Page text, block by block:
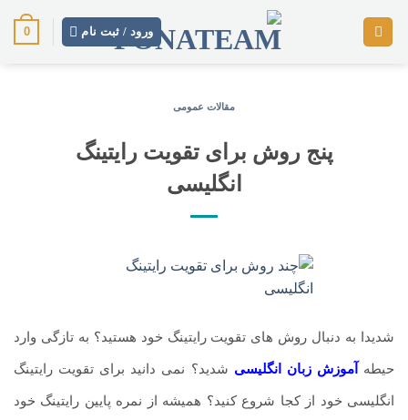
ورود / ثبت نام 0
مقالات عمومی
پنج روش برای تقویت رایتینگ
انگلیسی
شدیدا به دنبال روش های تقویت رایتینگ خود هستید؟ به تازگی وارد
حیطه آموزش زبان انگلیسی شدید؟ نمی دانید برای تقویت رایتینگ
انگلیسی خود از کجا شروع کنید؟ همیشه از نمره پایین رایتینگ خود